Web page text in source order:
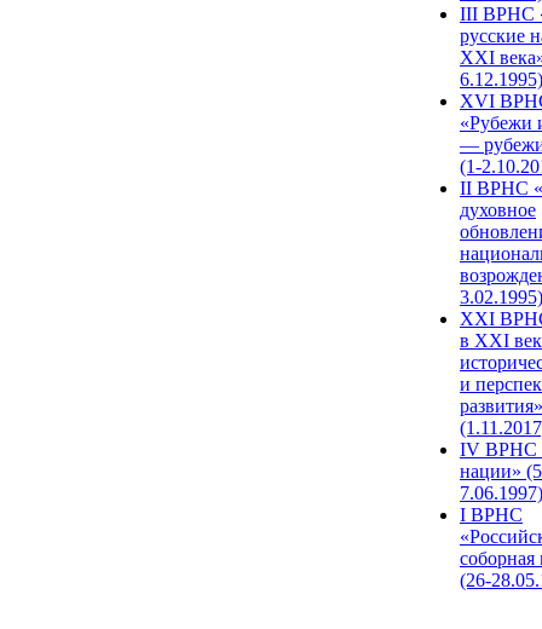
III ВРНС
русские
XXI
6.12.1995)
XVI
«Рубежи
—
(1-
II ВРНС
духовное
3.02.1995)
XХI
в XXI
и
развития»
IV ВРНС
нации»
7.06.1997)
I ВРНС
(26-